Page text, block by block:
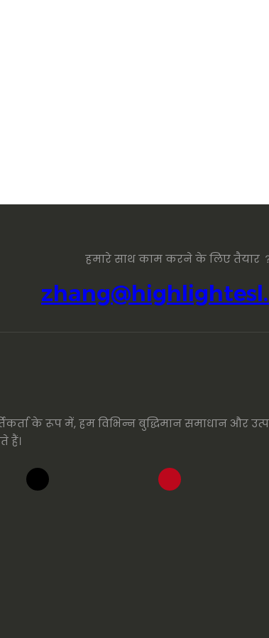
हमारे साथ काम करने के लिए तैयार
के रूप में, हम विभिन्न बुद्धिमान समाधान
हैं।